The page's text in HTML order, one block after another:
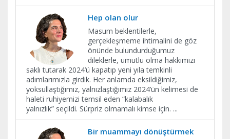
Hep olan olur
Masum beklentilerle,
gerçekleşmeme ihtimalini de göz
önünde bulundurduğumuz
dileklerle, umutlu olma hakkımızı
saklı tutarak 2024’ü kapatıp yeni yıla temkinli
adımlarımızla girdik. Her anlamda eksildiğimiz,
yoksullaştığımız, yalnızlaştığımız 2024’ün kelimesi de
haleti ruhiyemizi temsil eden “kalabalık
yalnızlık” seçildi. Sürpriz olmamalı kimse için. ...
Bir muammayı dönüştürmek